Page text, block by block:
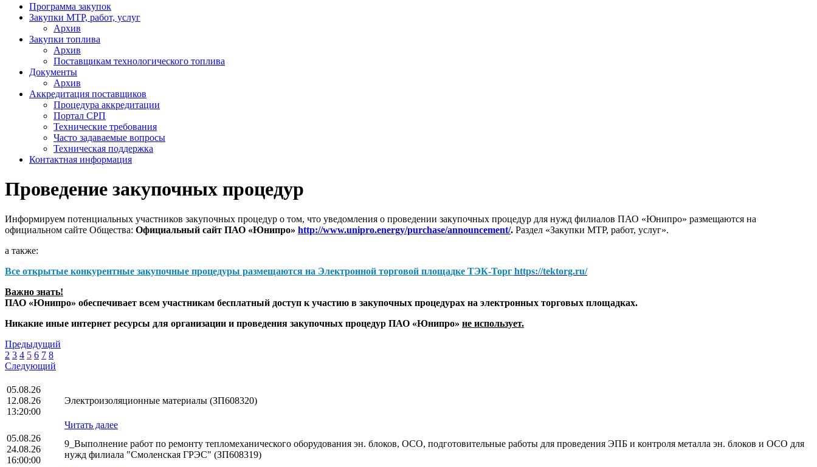
Программа закупок
Закупки МТР, работ, услуг
Архив
Закупки топлива
Архив
Поставщикам технологического топлива
Документы
Архив
Аккредитация поставщиков
Процедура аккредитации
Портал СРП
Технические требования
Часто задаваемые вопросы
Техническая поддержка
Контактная информация
Проведение закупочных процедур
Информируем потенциальных участников закупочных процедур о том, что уведомления о проведении закупочных процедур для нужд филиалов ПАО «Юнипро» размещаются на
официальном сайте Общества: Официальный сайт ПАО «Юнипро» http://www.unipro.energy/purchase/announcement/. Раздел «Закупки МТР, работ, услуг».
а также:
Все открытые конкурентные закупочные процедуры размещаются на Электронной торговой площадке ТЭК-Торг https://tektorg.ru/
Важно знать!
ПАО «Юнипро» обеспечивает всем участникам бесплатный доступ к участию в закупочных процедурах на электронных торговых площадках.
Никакие иные интернет ресурсы для организации и проведения закупочных процедур ПАО «Юнипро» не использует.
Предыдущий
2 3 4 5 6 7 8
Следующий
05.08.26
12.08.26
13:20:00
Электроизоляционные материалы (ЗП608320)
Читать далее
05.08.26
24.08.26
16:00:00
9_Выполнение работ по ремонту тепломеханического оборудования эн. блоков, ОСО, подготовительные работы для проведения ЭПБ и контроля металла эн. блоков и ОСО для
нужд филиала "Смоленская ГРЭС" (ЗП608319)